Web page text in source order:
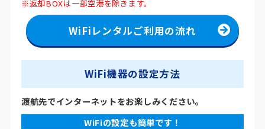
※返却BOXは一部空港を除きます。
WiFiレンタルご利用の流れ
WiFi機器の設定方法
渡航先でインターネットをお楽しみください。
WiFiの設定も簡単です！